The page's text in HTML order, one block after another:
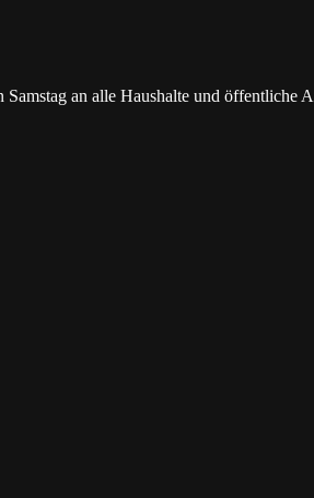
an alle Haushalte und öffentliche